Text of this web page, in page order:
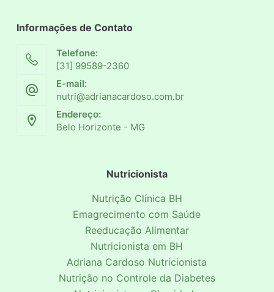
Informações de Contato
Telefone:
[31] 99589-2360
E-mail:
nutri@adrianacardoso.com.br
Endereço:
Belo Horizonte - MG
Nutricionista
Nutrição Clínica BH
Emagrecimento com Saúde
Reeducação Alimentar
Nutricionista em BH
Adriana Cardoso Nutricionista
Nutrição no Controle da Diabetes